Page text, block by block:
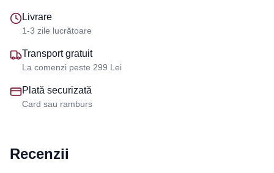
Livrare
1-3 zile lucrătoare
Transport gratuit
La comenzi peste 299 Lei
Plată securizată
Card sau ramburs
Recenzii